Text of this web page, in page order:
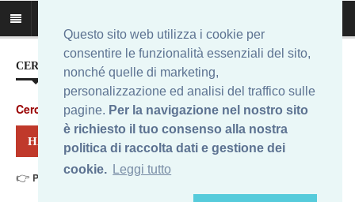
Questo sito web utilizza i cookie per
consentire le funzionalità essenziali del sito,
nonché quelle di marketing,
personalizzazione ed analisi del traffico sulle
pagine. Per la navigazione nel nostro sito
è richiesto il tuo consenso alla nostra
politica di raccolta dati e gestione dei
cookie. Leggi tutto
CERCA IL MIGLIOR PREZZO...
Cerca
HAI CERCATO: FLY HULK
👉 Prezzo Min. 3,56 Eur - Prezzo Max 179,00 Eur